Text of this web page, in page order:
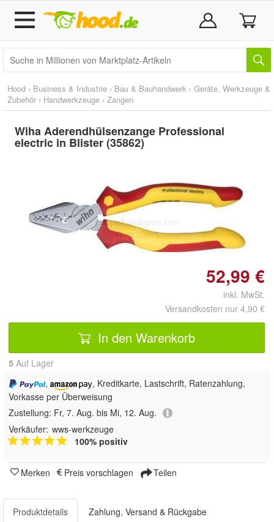
Hood › Business & Industrie › Bau & Bauhandwerk › Geräte, Werkzeuge &
Zubehör › Handwerkzeuge › Zangen
Wiha Aderendhülsenzange Professional
electric in Blister (35862)
Doppelt antippen zum
vergrößern
52,99 €
inkl. MwSt.
Versandkosten nur 4,90 €
In den Warenkorb
5 Auf Lager
,
, Kreditkarte, Lastschrift, Ratenzahlung,
Vorkasse per Überweisung
Zustellung: Fr, 7. Aug. bis Mi, 12. Aug.
Verkäufer: wws-werkzeuge
100% positiv
Merken Preis vorschlagen Teilen
Produktdetails Zahlung, Versand & Rückgabe